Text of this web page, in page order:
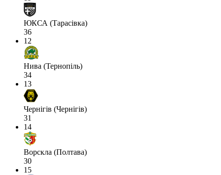
ЮКСА (Тарасівка)
36
12
Нива (Тернопіль)
34
13
Чернігів (Чернігів)
31
14
Ворскла (Полтава)
30
15